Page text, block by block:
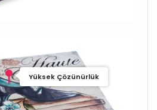
Yüksek Çözünürlük